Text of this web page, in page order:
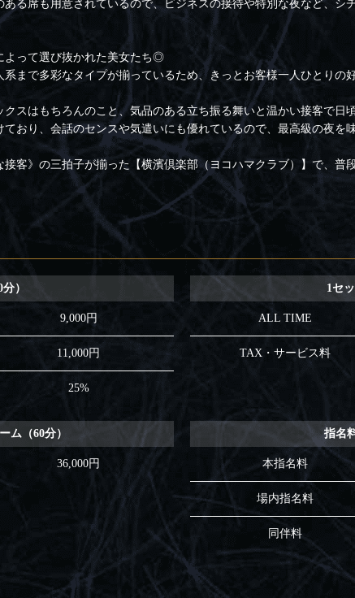
る席も用意されているので、ビジネスの接待や特別な夜など、シ
よって選び抜かれた美女たち◎
まで多彩なタイプが揃っているため、きっとお客様一人ひとりの
スはもちろんのこと、気品のある立ち振る舞いと温かい接客で
おり、会話のセンスや気遣いにも優れているので、最高級の夜を
客》の三拍子が揃った【横濱倶楽部（ヨコハマクラブ）】で、普
）
9,000円
11,000円
25%
1セ
ALL TIME
TAX・サービス料
ム（60分）
36,000円
指名
本指名料
場内指名料
同伴料